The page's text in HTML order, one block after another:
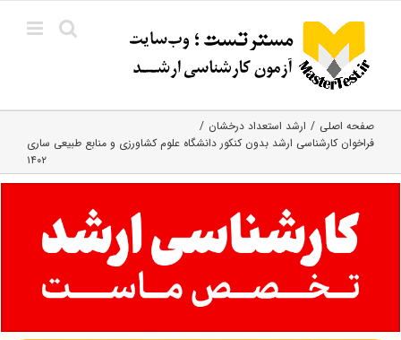
content
صفحه اصلی
ارشد استعداد درخشان
فراخوان کارشناسی ارشد بدون کنکور دانشگاه علوم کشاورزی و منابع طبیعی ساری
۱۴۰۲